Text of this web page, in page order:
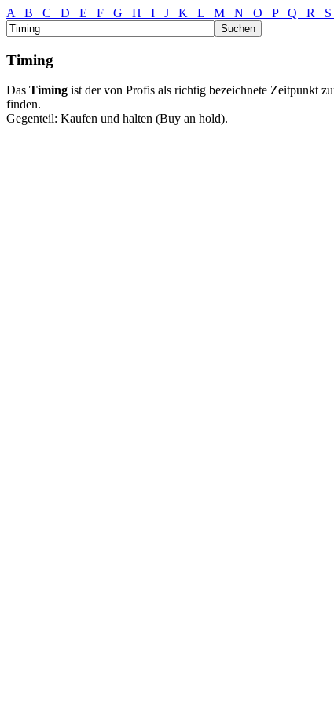
A B C D E F G H I J K L M N O P Q R S
Timing
Das Timing ist der von Profis als richtig bezeichnete Zeitpunkt
finden.
Gegenteil: Kaufen und halten (Buy an hold).